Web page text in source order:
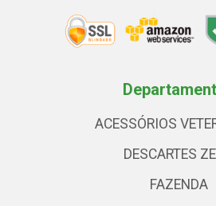
ACESSÓRIOS
DESCARTES
FAZENDA